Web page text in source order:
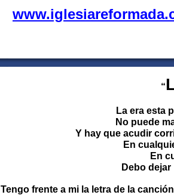
“
La era esta
No puede
Y hay que acudir
En
En
Debo
Tengo frente a mi la letra de la